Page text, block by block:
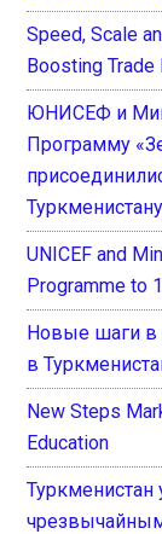
Speed, Scale
Boosting Trade
ЮНИСЕФ и
Программу
Туркменистану
UNICEF and
Programme to
Новые шаги в
в
New Steps
Education
Туркменистан